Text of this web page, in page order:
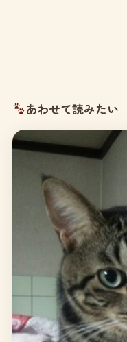
あわせて読みたい